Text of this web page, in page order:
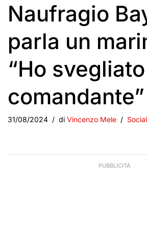
Naufragio
parla un
“Ho
comandante”
31/08/2024 di Vincenzo Mele Social